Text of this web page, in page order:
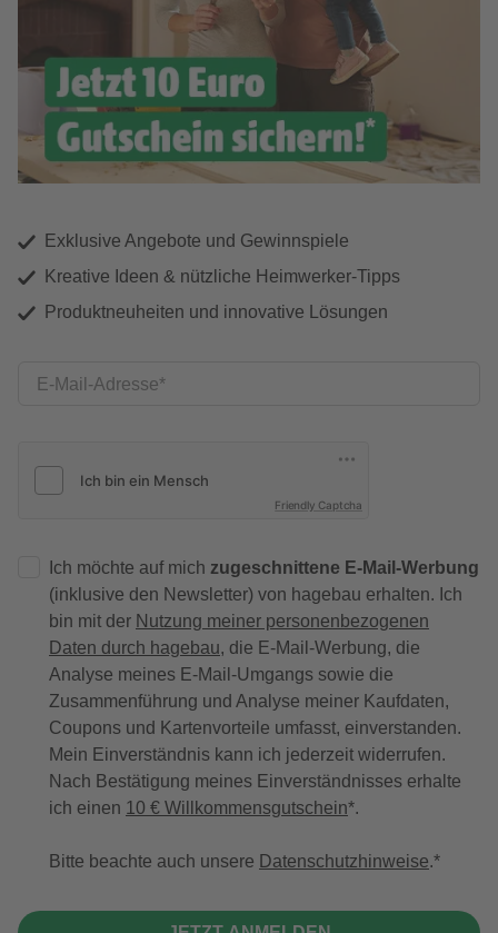
Exklusive Angebote und Gewinnspiele
Kreative Ideen & nützliche Heimwerker-Tipps
Produktneuheiten und innovative Lösungen
E-Mail-Adresse
Friendly Captcha
Ich möchte auf mich zugeschnittene E-Mail-Werbung
(inklusive den Newsletter) von hagebau erhalten. Ich
bin mit der Nutzung meiner personenbezogenen
Daten durch hagebau, die E-Mail-Werbung, die
Analyse meines E-Mail-Umgangs sowie die
Zusammenführung und Analyse meiner Kaufdaten,
Coupons und Kartenvorteile umfasst, einverstanden.
Mein Einverständnis kann ich jederzeit widerrufen.
Nach Bestätigung meines Einverständnisses erhalte
ich einen 10 € Willkommensgutschein*.
Bitte beachte auch unsere Datenschutzhinweise.